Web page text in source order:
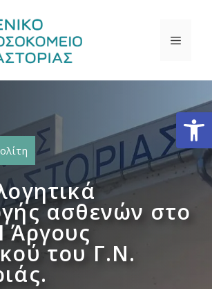
ασθενών στο
Άργους
του Γ.Ν.